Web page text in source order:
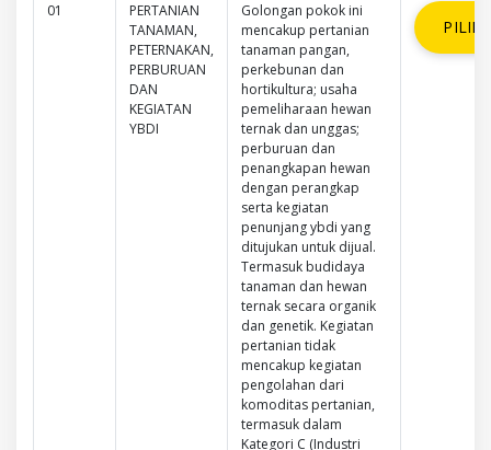
01
PERTANIAN
TANAMAN,
PETERNAKAN,
PERBURUAN
DAN
KEGIATAN
YBDI
Golongan pokok ini
mencakup pertanian
tanaman pangan,
perkebunan dan
hortikultura; usaha
pemeliharaan hewan
ternak dan unggas;
perburuan dan
penangkapan hewan
dengan perangkap
serta kegiatan
penunjang ybdi yang
ditujukan untuk dijual.
Termasuk budidaya
tanaman dan hewan
ternak secara organik
dan genetik. Kegiatan
pertanian tidak
mencakup kegiatan
pengolahan dari
komoditas pertanian,
termasuk dalam
Kategori C (Industri
PILIH